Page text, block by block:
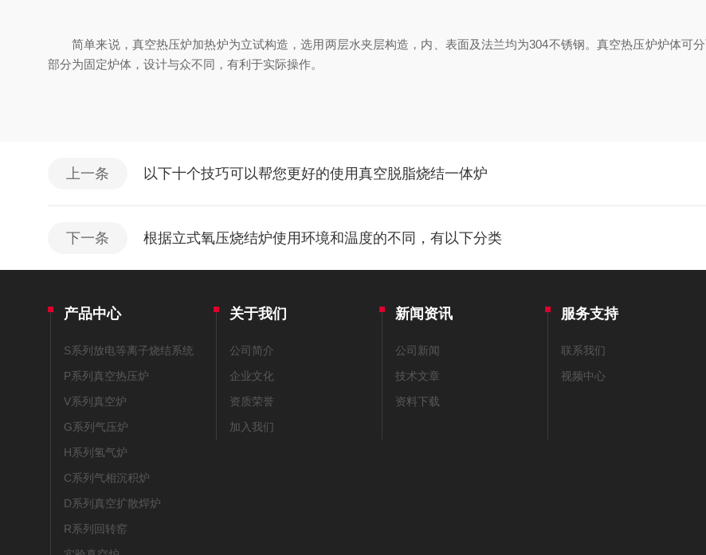
简单来说，真空热压炉加热炉为立试构造，选用两层水夹层构造，内、表面及法兰均为304不锈钢。真空热压炉炉体可
部分为固定炉体，设计与众不同，有利于实际操作。
上一条 以下十个技巧可以帮您更好的使用真空脱脂烧结一体炉
下一条 根据立式氧压烧结炉使用环境和温度的不同，有以下分类
产品中心
S系列放电等离子烧结系统
P系列真空热压炉
V系列真空炉
G系列气压炉
H系列氢气炉
C系列气相沉积炉
D系列真空扩散焊炉
R系列回转窑
关于我们
公司简介
企业文化
资质荣誉
加入我们
新闻资讯
公司新闻
技术文章
资料下载
服务支持
联系我们
视频中心